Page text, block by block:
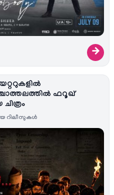
→
ഫറൂഖ്
റിലീസുകള്‍